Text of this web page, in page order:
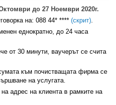
до 27 Ноември 2020г.
на: 088 44* **** (скрит).
еднократно, до 24 часа
от 30 минути, ваучерът се счита
към почистващата фирма се
на услугата.
адрес на клиента в рамките на